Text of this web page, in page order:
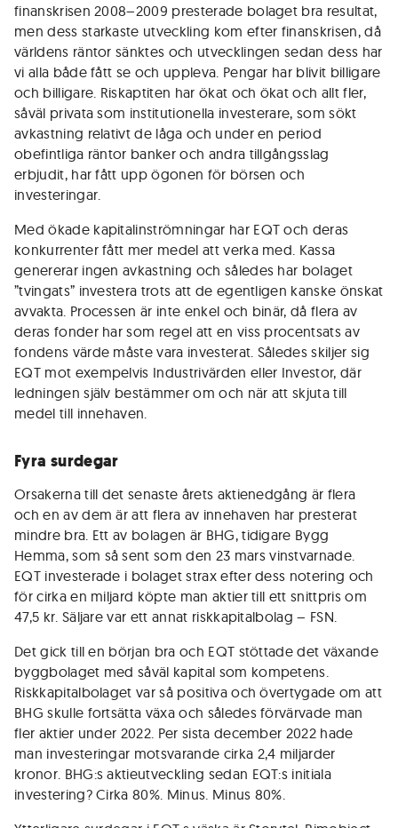
finanskrisen 2008–2009 presterade bolaget bra resultat,
men dess starkaste utveckling kom efter finanskrisen, då
världens räntor sänktes och utvecklingen sedan dess har
vi alla både fått se och uppleva. Pengar har blivit billigare
och billigare. Riskaptiten har ökat och ökat och allt fler,
såväl privata som institutionella investerare, som sökt
avkastning relativt de låga och under en period
obefintliga räntor banker och andra tillgångsslag
erbjudit, har fått upp ögonen för börsen och
investeringar.
Med ökade kapitalinströmningar har EQT och deras
konkurrenter fått mer medel att verka med. Kassa
genererar ingen avkastning och således har bolaget
”tvingats” investera trots att de egentligen kanske önskat
avvakta. Processen är inte enkel och binär, då flera av
deras fonder har som regel att en viss procentsats av
fondens värde måste vara investerat. Således skiljer sig
EQT mot exempelvis Industrivärden eller Investor, där
ledningen själv bestämmer om och när att skjuta till
medel till innehaven.
Fyra surdegar
Orsakerna till det senaste årets aktienedgång är flera
och en av dem är att flera av innehaven har presterat
mindre bra. Ett av bolagen är BHG, tidigare Bygg
Hemma, som så sent som den 23 mars vinstvarnade.
EQT investerade i bolaget strax efter dess notering och
för cirka en miljard köpte man aktier till ett snittpris om
47,5 kr. Säljare var ett annat riskkapitalbolag – FSN.
Det gick till en början bra och EQT stöttade det växande
byggbolaget med såväl kapital som kompetens.
Riskkapitalbolaget var så positiva och övertygade om att
BHG skulle fortsätta växa och således förvärvade man
fler aktier under 2022. Per sista december 2022 hade
man investeringar motsvarande cirka 2,4 miljarder
kronor. BHG:s aktieutveckling sedan EQT:s initiala
investering? Cirka 80%. Minus. Minus 80%.